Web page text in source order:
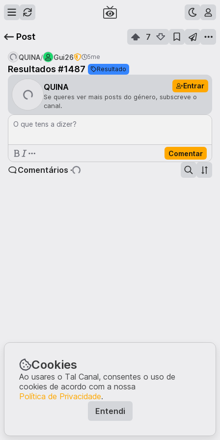
Post 7
QUINA/ Gui26 5me
Resultados #1487 Resultado
QUINA Entrar
Se queres ver mais posts do género, subscreve o
canal.
O que tens a dizer?
Comentar
Comentários ·
Cookies
Ao usares o Tal Canal, consentes o uso de
cookies de acordo com a nossa
Política de Privacidade.
Entendi